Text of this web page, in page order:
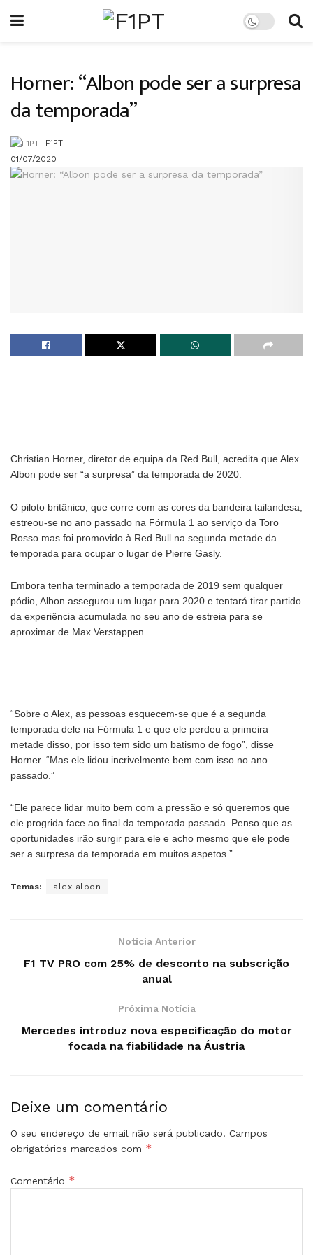
Horner: “Albon pode ser a surpresa
da temporada”
F1PT
01/07/2020
Christian Horner, diretor de equipa da Red Bull, acredita que Alex
Albon pode ser “a surpresa” da temporada de 2020.
O piloto britânico, que corre com as cores da bandeira tailandesa,
estreou-se no ano passado na Fórmula 1 ao serviço da Toro
Rosso mas foi promovido à Red Bull na segunda metade da
temporada para ocupar o lugar de Pierre Gasly.
Embora tenha terminado a temporada de 2019 sem qualquer
pódio, Albon assegurou um lugar para 2020 e tentará tirar partido
da experiência acumulada no seu ano de estreia para se
aproximar de Max Verstappen.
“Sobre o Alex, as pessoas esquecem-se que é a segunda
temporada dele na Fórmula 1 e que ele perdeu a primeira
metade disso, por isso tem sido um batismo de fogo”, disse
Horner. “Mas ele lidou incrivelmente bem com isso no ano
passado.”
“Ele parece lidar muito bem com a pressão e só queremos que
ele progrida face ao final da temporada passada. Penso que as
oportunidades irão surgir para ele e acho mesmo que ele pode
ser a surpresa da temporada em muitos aspetos.”
Temas: alex albon
Notícia Anterior
F1 TV PRO com 25% de desconto na subscrição
anual
Próxima Notícia
Mercedes introduz nova especificação do motor
focada na fiabilidade na Áustria
Deixe um comentário
O seu endereço de email não será publicado. Campos
obrigatórios marcados com *
Comentário *